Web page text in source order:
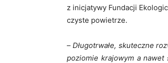
z inicjatywy Fundacji
czyste powietrze.
– Długotrwałe, skuteczne
poziomie krajowym a nawet